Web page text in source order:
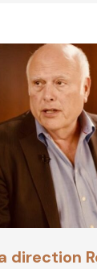
direction